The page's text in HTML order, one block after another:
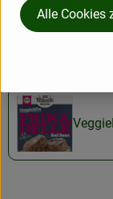
Alle Cookies